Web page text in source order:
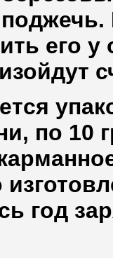
его у
по 10
год